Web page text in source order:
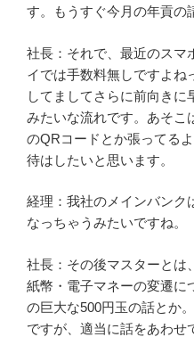
す。もうすぐ今月の年貢の
社長：それで、最近のスマ
イでは手数料無しですよね
してましてさらに前向きに
みたいな流れです。あそこ
のQRコードとか張ってる
待はしたいと思います。
経理：我社のメインバンク
なっちゃうみたいですね。
社長：その後マスターとは
紙幣・電子マネーの変遷に
の巨大な500円玉の話とか
ですが、適当に話をあわせ